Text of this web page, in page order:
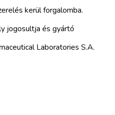
kerül forgalomba.
jogosultja és gyártó
Laboratories S.A.